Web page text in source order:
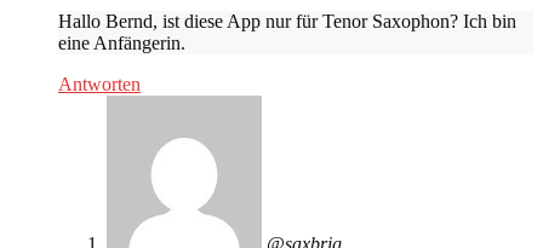
Hallo Bernd, ist diese App nur für Tenor Saxophon? Ich bin
eine Anfängerin.
Antworten
@saxbrig